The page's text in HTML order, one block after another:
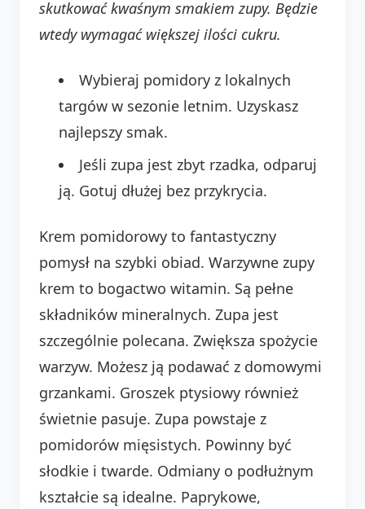
skutkować kwaśnym smakiem zupy. Będzie
wtedy wymagać większej ilości cukru.
Wybieraj pomidory z lokalnych
targów w sezonie letnim. Uzyskasz
najlepszy smak.
Jeśli zupa jest zbyt rzadka, odparuj
ją. Gotuj dłużej bez przykrycia.
Krem pomidorowy to fantastyczny
pomysł na szybki obiad. Warzywne zupy
krem to bogactwo witamin. Są pełne
składników mineralnych. Zupa jest
szczególnie polecana. Zwiększa spożycie
warzyw. Możesz ją podawać z domowymi
grzankami. Groszek ptysiowy również
świetnie pasuje. Zupa powstaje z
pomidorów mięsistych. Powinny być
słodkie i twarde. Odmiany o podłużnym
kształcie są idealne. Paprykowe,